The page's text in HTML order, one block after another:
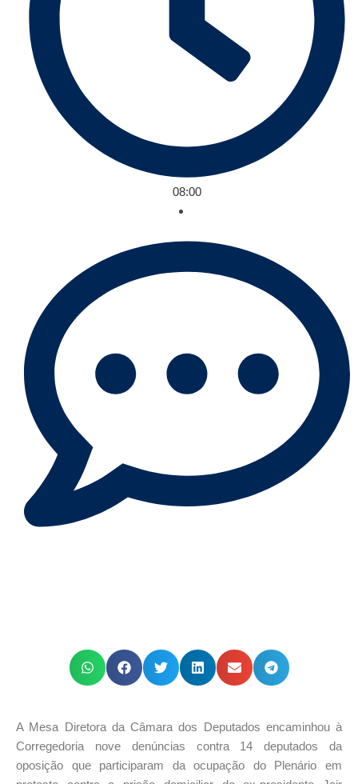
08:00
A Mesa Diretora da Câmara dos Deputados encaminhou à
Corregedoria nove denúncias contra 14 deputados da
oposição que participaram da ocupação do Plenário em